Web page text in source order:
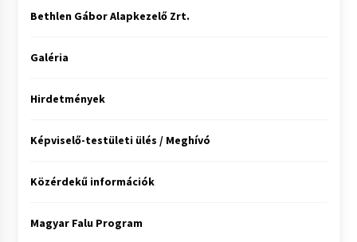
Bethlen Gábor Alapkezelő Zrt.
Galéria
Hirdetmények
Képviselő-testületi ülés / Meghívó
Közérdekű információk
Magyar Falu Program